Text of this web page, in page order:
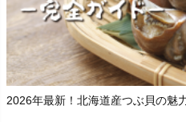
2026年最新！北海道産つぶ貝の魅